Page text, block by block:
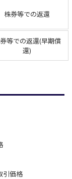
株券等での返還
等での返還(早期償
還)
引価格